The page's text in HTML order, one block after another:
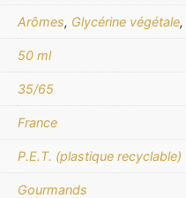
Arômes, Glycérine végétale,
50 ml
35/65
France
P.E.T. (plastique recyclable)
Gourmands